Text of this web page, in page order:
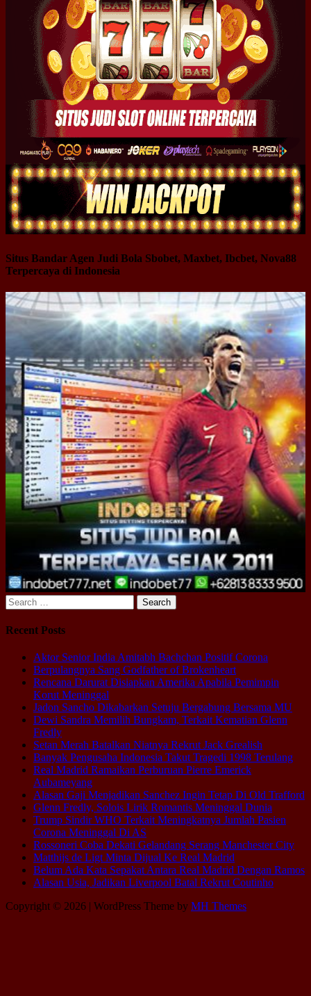
Situs Bandar Agen Judi Bola Sbobet, Maxbet, Ibcbet, Nova88
Terpercaya di Indonesia
Search
for:
Recent Posts
Aktor Senior India Amitabh Bachchan Positif Corona
Berpulangnya Sang Godfather of Brokenheart
Rencana Darurat Disiapkan Amerika Apabila Pemimpin
Korut Meninggal
Jadon Sancho Dikabarkan Setuju Bergabung Bersama MU
Dewi Sandra Memilih Bungkam, Terkait Kematian Glenn
Fredly
Setan Merah Batalkan Niatnya Rekrut Jack Grealish
Banyak Pengusaha Indonesia Takut Tragedi 1998 Terulang
Real Madrid Ramaikan Perburuan Pierre Emerick
Aubameyang
Alasan Gaji Menjadikan Sanchez Ingin Tetap Di Old Trafford
Glenn Fredly, Solois Lirik Romantis Meninggal Dunia
Trump Sindir WHO Terkait Meningkatnya Jumlah Pasien
Corona Meninggal Di AS
Rossoneri Coba Dekati Gelandang Serang Manchester City
Matthijs de Ligt Minta Dijual Ke Real Madrid
Belum Ada Kata Sepakat Antara Real Madrid Dengan Ramos
Alasan Usia, Jadikan Liverpool Batal Rekrut Coutinho
Copyright © 2026 | WordPress Theme by MH Themes